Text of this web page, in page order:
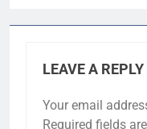
LEAVE A REPLY
Your email
Required fields